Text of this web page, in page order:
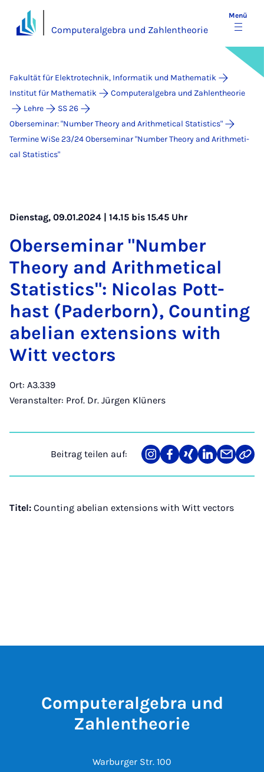
Computeralgebra und Zahlentheorie
Menü
Fakultät für Elektrotechnik, Informatik und Mathematik
Institut für Mathematik
Computeralgebra und Zahlentheorie
Lehre
SS 26
Oberseminar: "Number Theory and Arithmetical Statistics"
Termine WiSe 23/24 Ober­se­mi­nar "Num­ber Theo­ry and Arith­me­ti­
cal Sta­ti­stics"
Dienstag, 09.01.2024 | 14.15 bis 15.45 Uhr
Ober­se­mi­nar "Num­ber
Theo­ry and Arith­me­ti­cal
Sta­ti­stics": Ni­co­las Pott­
hast (Pa­der­born), Coun­ting
abe­li­an ex­ten­si­ons with
Witt vec­tors
Ort: A3.339
Veranstalter: Prof. Dr. Jürgen Klüners
Beitrag teilen auf:
Teilen
auf
Teilen
auf
Teilen
auf
Teilen
auf
Teilen
über
Link
Titel: Counting abelian extensions with Witt vectors
Computeralgebra und
Zahlentheorie
Warburger Str. 100